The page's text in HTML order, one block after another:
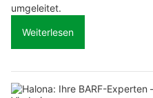
umgeleitet.
Weiterlesen